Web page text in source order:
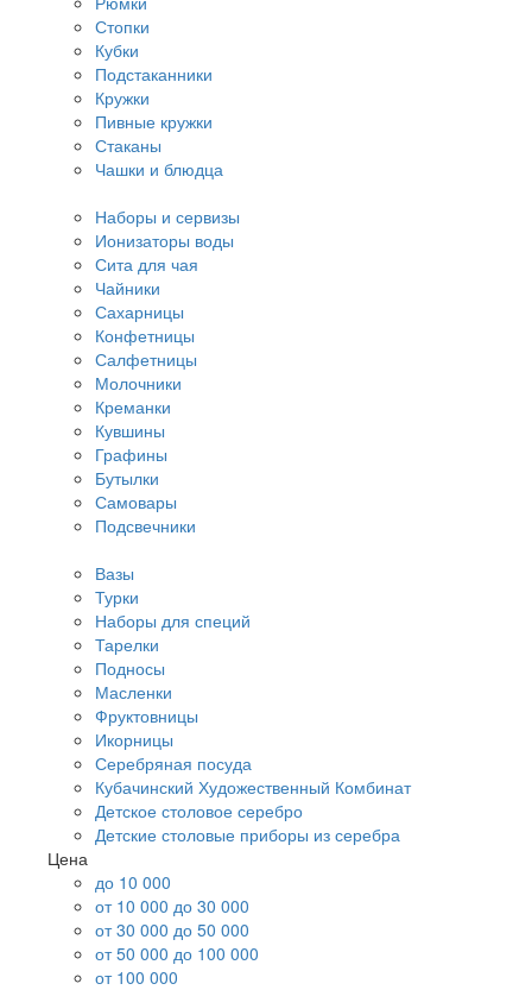
Стопки
Кубки
Подстаканники
Кружки
Пивные кружки
Стаканы
Чашки и блюдца
Наборы и сервизы
Ионизаторы воды
Сита для чая
Чайники
Сахарницы
Конфетницы
Салфетницы
Молочники
Креманки
Кувшины
Графины
Бутылки
Самовары
Подсвечники
Вазы
Турки
Наборы для специй
Тарелки
Подносы
Масленки
Фруктовницы
Икорницы
Серебряная посуда
Кубачинский Художественный Комбинат
Детское столовое серебро
Детские столовые приборы из серебра
Цена
до 10 000
от 10 000 до 30 000
от 30 000 до 50 000
от 50 000 до 100 000
от 100 000